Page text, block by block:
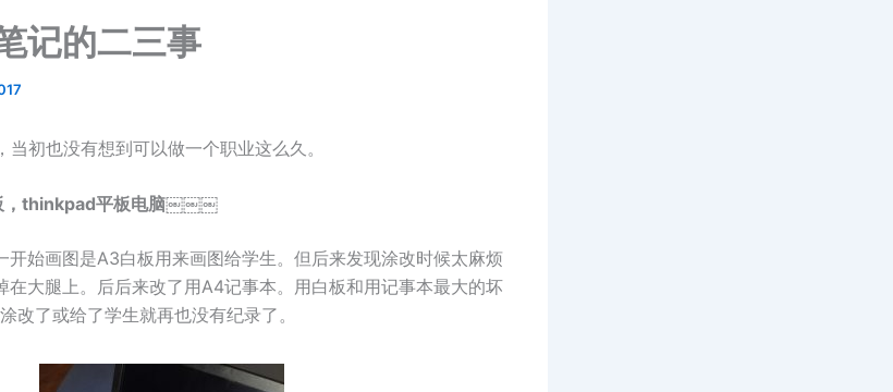
记的二三事
初也没有想到可以做一个职业这么久。
，thinkpad平板电脑￼￼￼
开始画图是A3白板用来画图给学生。但后来发现涂改时候太麻烦
在大腿上。后后来改了用A4记事本。用白板和用记事本最大的坏
改了或给了学生就再也没有纪录了。